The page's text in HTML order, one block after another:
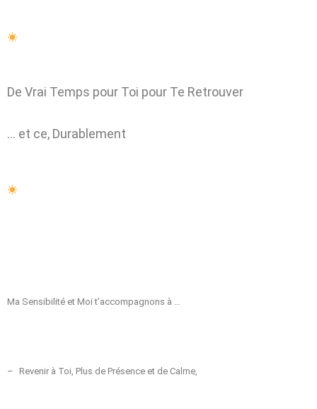
De Vrai Temps pour Toi pour Te Retrouver
… et ce, Durablement
Ma Sensibilité et Moi t’accompagnons à …
– Revenir à Toi, Plus de Présence et de Calme,